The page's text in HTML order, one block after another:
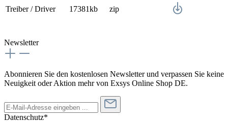
Treiber / Driver 17381kb zip
Newsletter
Abonnieren Sie den kostenlosen Newsletter und verpassen Sie keine
Neuigkeit oder Aktion mehr von Exsys Online Shop DE.
Datenschutz*